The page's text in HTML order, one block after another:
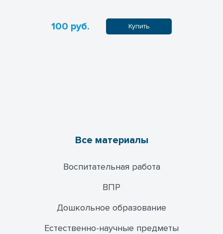
100 руб. Купить
Все материалы
Воспитательная работа
ВПР
Дошкольное образование
Естественно-научные предметы